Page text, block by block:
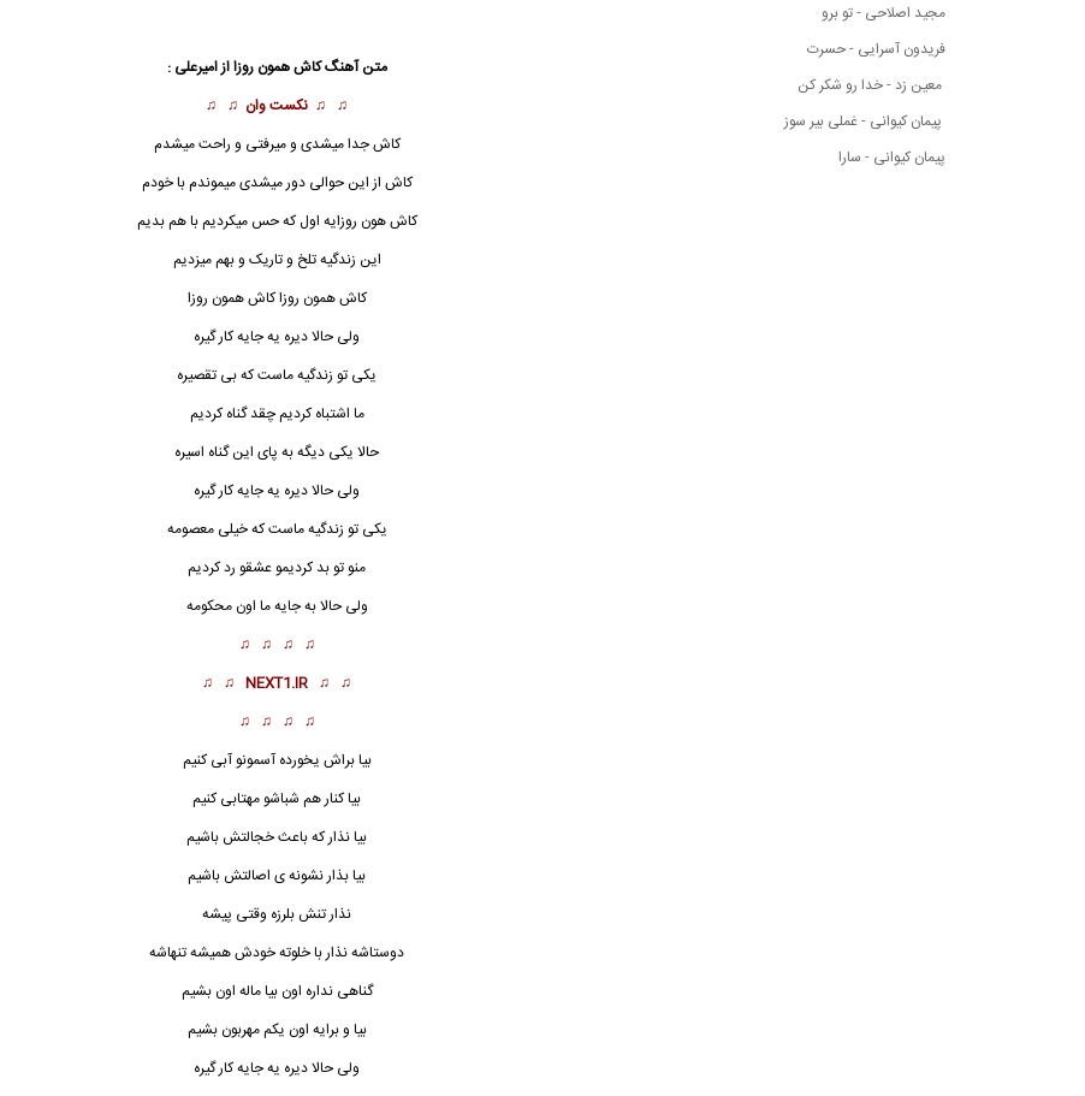
مجید اصلاحی - تو برو
فریدون آسرایی - حسرت
معین زد - خدا رو شکر کن
پیمان کیوانی - غملی بیر سوز
پیمان کیوانی - سارا
متن آهنگ کاش همون روزا از امیرعلی :
♫ ♫ نکست وان ♫ ♫
کاش جدا میشدی و میرفتی و راحت میشدم
کاش از این حوالی دور میشدی میموندم با خودم
کاش هون روزایه اول که حس میکردیم با هم بدیم
این زندگیه تلخ و تاریک و بهم میزدیم
کاش همون روزا کاش همون روزا
ولی حالا دیره یه جایه کار گیره
یکی تو زندگیه ماست که بی تقصیره
ما اشتباه کردیم چقد گناه کردیم
حالا یکی دیگه به پای این گناه اسیره
ولی حالا دیره یه جایه کار گیره
یکی تو زندگیه ماست که خیلی معصومه
منو تو بد کردیمو عشقو رد کردیم
ولی حالا به جایه ما اون محکومه
♫ ♫ ♫ ♫
♫ ♫
NEXT1.IR
♫ ♫
♫ ♫ ♫ ♫
بیا براش یخورده آسمونو آبی کنیم
بیا کنار هم شباشو مهتابی کنیم
بیا نذار که باعث خجالتش باشیم
بیا بذار نشونه ی اصالتش باشیم
نذار تنش بلرزه وقتی پیشه
دوستاشه نذار با خلوته خودش همیشه تنهاشه
گناهی نداره اون بیا ماله اون بشیم
بیا و برایه اون یکم مهربون بشیم
ولی حالا دیره یه جایه کار گیره